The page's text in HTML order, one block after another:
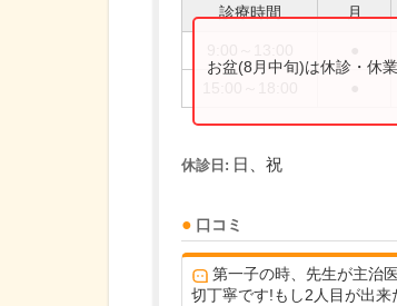
診療時間 月
お盆(8月中旬)は休診・休
休診日: 日、祝
口コミ
第一子の時、先生が主治
切丁寧です!もし2人目が出来